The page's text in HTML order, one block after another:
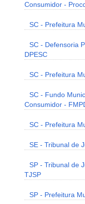
Consumidor -
SC - Prefeitura
SC - Defensoria
DPESC
SC - Prefeitura
SC - Fundo
Consumidor -
SC - Prefeitura
SE - Tribunal de
SP - Tribunal de
TJSP
SP - Prefeitura